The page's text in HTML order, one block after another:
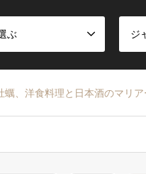
ぶ ジ
、洋食料理と日本酒のマリ